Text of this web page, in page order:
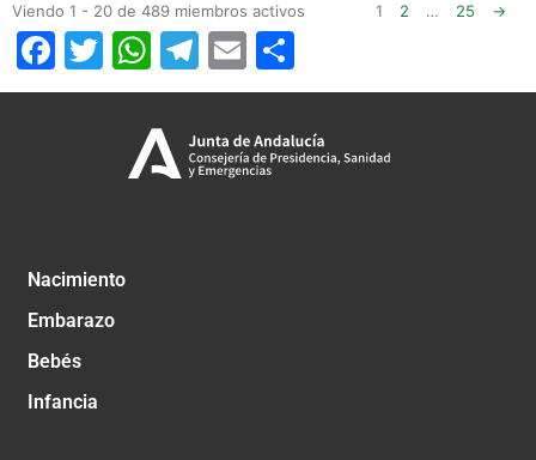
Viendo 1 - 20 de 489 miembros activos 1 2 … 25 →
Facebook
Twitter
WhatsApp
Telegram
Email
Nacimiento
Embarazo
Bebés
Infancia